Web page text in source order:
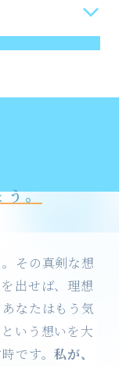
動を終了
一に考
う。
その真剣な想
出せば、理想
なたはもう気
いう想いを大
です。私が、